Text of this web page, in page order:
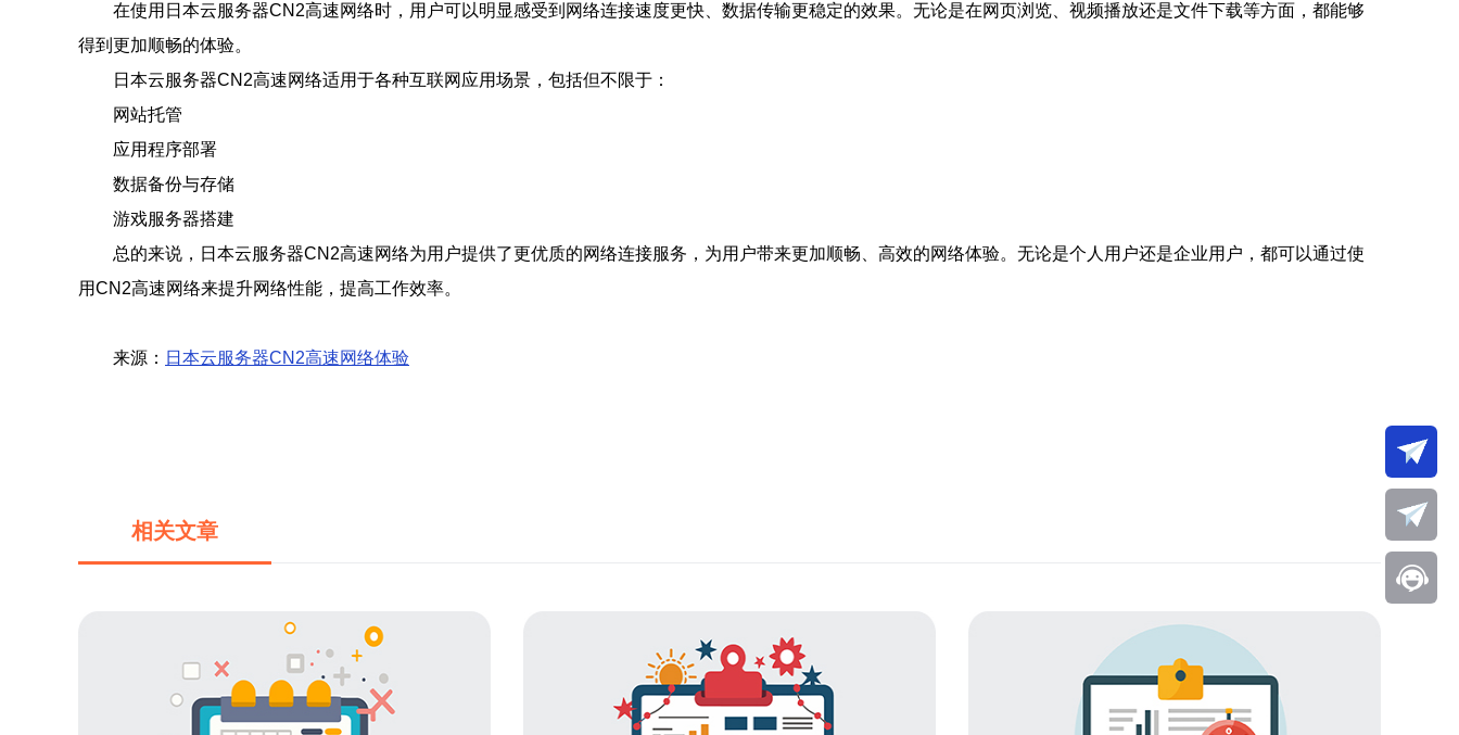
在使用日本云服务器CN2高速网络时，用户可以明显感受到网络连接速度更快、数据传输更稳定的效果。无论是在网页浏览、视频播放还是文件下载等方面，都能够
得到更加顺畅的体验。
日本云服务器CN2高速网络适用于各种互联网应用场景，包括但不限于：
网站托管
应用程序部署
数据备份与存储
游戏服务器搭建
总的来说，日本云服务器CN2高速网络为用户提供了更优质的网络连接服务，为用户带来更加顺畅、高效的网络体验。无论是个人用户还是企业用户，都可以通过使
用CN2高速网络来提升网络性能，提高工作效率。
来源： 日本云服务器CN2高速网络体验
相关文章